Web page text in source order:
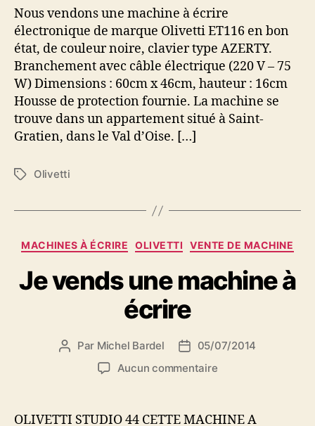
une
machine
à
écrire
Nous vendons une machine à écrire
électronique de marque Olivetti ET116 en bon
état, de couleur noire, clavier type AZERTY.
Branchement avec câble électrique (220 V – 75
W) Dimensions : 60cm x 46cm, hauteur : 16cm
Housse de protection fournie. La machine se
trouve dans un appartement situé à Saint-
Gratien, dans le Val d’Oise. […]
Étiquettes
Olivetti
Catégories
MACHINES À ÉCRIRE OLIVETTI VENTE DE MACHINE
Je vends une machine à
écrire
Auteur
Par Michel Bardel
Date05/07/2014
Aucun commentairesur
une
OLIVETTI STUDIO 44 CETTE MACHINE A